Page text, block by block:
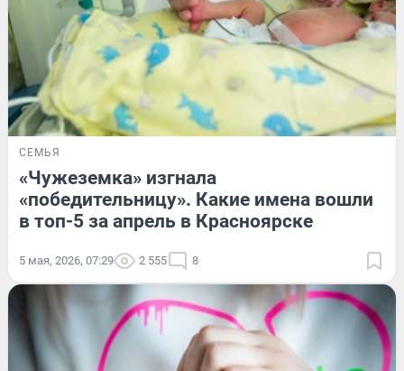
СЕМЬЯ
«Чужеземка» изгнала
«победительницу». Какие имена вошли
в топ-5 за апрель в Красноярске
5 мая, 2026, 07:29 2 555 8